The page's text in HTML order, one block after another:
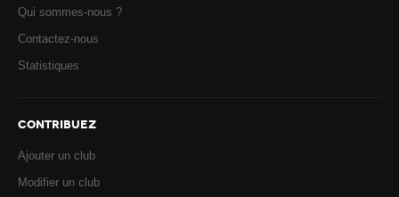
Qui sommes-nous ?
Contactez-nous
Statistiques
CONTRIBUEZ
Ajouter un club
Modifier un club